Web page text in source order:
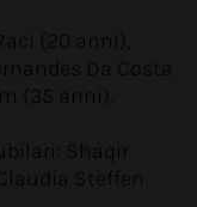
(20 anni),
Da Costa
(35 anni).
Shaqir
Steffen